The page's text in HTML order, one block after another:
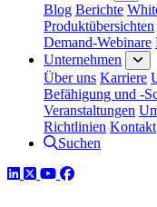
Blog Berichte
Produktübersichten
Demand-Webinare
Unternehmen
Über uns Karriere
Befähigung und -
Veranstaltungen
Richtlinien Kontakt
Suchen
LinkedIn
TwitterYouTube
Facebook